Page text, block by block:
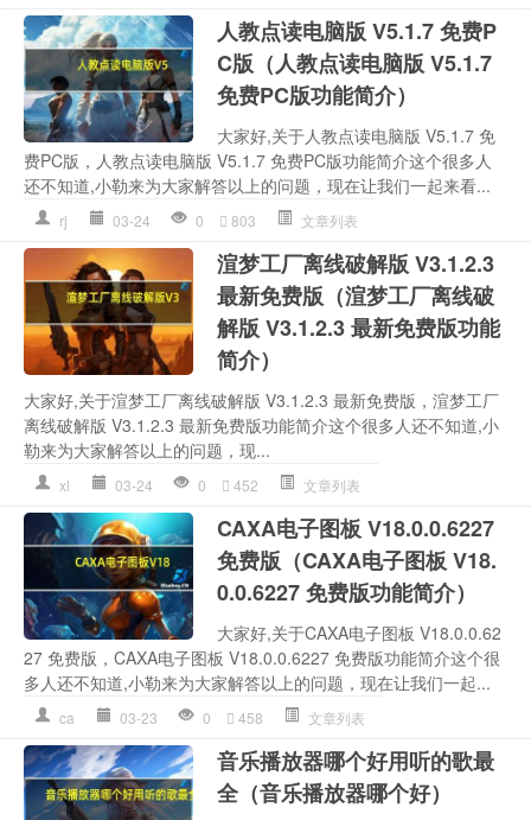
人教点读电脑版 V5.1.7 免费P
C版（人教点读电脑版 V5.1.7
免费PC版功能简介）
大家好,关于人教点读电脑版 V5.1.7 免
费PC版，人教点读电脑版 V5.1.7 免费PC版功能简介这个很多人
还不知道,小勒来为大家解答以上的问题，现在让我们一起来看...
rj 03-24 0 803 文章列表
渲梦工厂离线破解版 V3.1.2.3
最新免费版（渲梦工厂离线破
解版 V3.1.2.3 最新免费版功能
简介）
大家好,关于渲梦工厂离线破解版 V3.1.2.3 最新免费版，渲梦工厂
离线破解版 V3.1.2.3 最新免费版功能简介这个很多人还不知道,小
勒来为大家解答以上的问题，现...
xl 03-24 0 452 文章列表
CAXA电子图板 V18.0.0.6227
免费版（CAXA电子图板 V18.
0.0.6227 免费版功能简介）
大家好,关于CAXA电子图板 V18.0.0.62
27 免费版，CAXA电子图板 V18.0.0.6227 免费版功能简介这个很
多人还不知道,小勒来为大家解答以上的问题，现在让我们一起...
ca 03-23 0 458 文章列表
音乐播放器哪个好用听的歌最
全（音乐播放器哪个好）